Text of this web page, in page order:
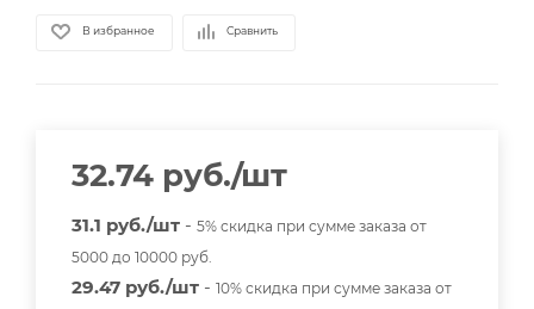
В избранное Сравнить
32.74 руб./шт
31.1 руб./шт - 5% скидка при сумме заказа от
5000 до 10000 руб.
29.47 руб./шт - 10% скидка при сумме заказа от